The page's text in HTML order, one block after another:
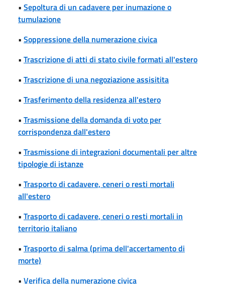
• Sepoltura di un cadavere per inumazione o
tumulazione
• Soppressione della numerazione civica
• Trascrizione di atti di stato civile formati all'estero
• Trascrizione di una negoziazione assisitita
• Trasferimento della residenza all'estero
• Trasmissione della domanda di voto per
corrispondenza dall'estero
• Trasmissione di integrazioni documentali per altre
tipologie di istanze
• Trasporto di cadavere, ceneri o resti mortali
all'estero
• Trasporto di cadavere, ceneri o resti mortali in
territorio italiano
• Trasporto di salma (prima dell'accertamento di
morte)
• Verifica della numerazione civica